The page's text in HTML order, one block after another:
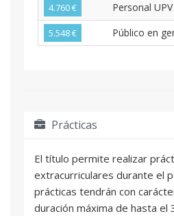
4.760 € Personal UPV
5.548 € Público en
Prácticas
El título permite realizar
extracurriculares durante el
prácticas tendrán con
duración máxima de hasta el